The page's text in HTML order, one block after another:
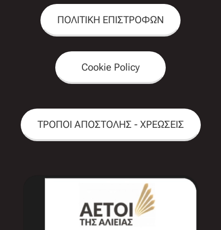
ΠΟΛΙΤΙΚΗ ΕΠΙΣΤΡΟΦΩΝ
Cookie Policy
ΤΡΟΠΟΙ ΑΠΟΣΤΟΛΗΣ - ΧΡΕΩΣΕΙΣ